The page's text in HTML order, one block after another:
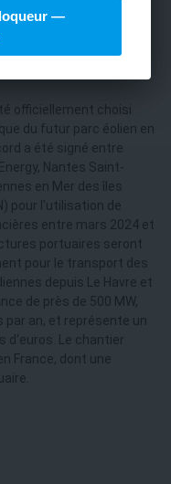
à Saint-
officiellement choisi
du futur parc éolien en
a été signé entre
Nantes Saint-
en Mer des îles
pour l'utilisation de
entre mars 2024 et
portuaires seront
pour le transport des
depuis Le Havre et
de près de 500 MW,
an, et représente un
d'euros. Le chantier
France, dont une
—